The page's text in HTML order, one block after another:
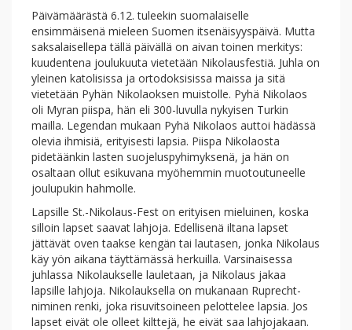
Päivämäärästä 6.12. tuleekin suomalaiselle
ensimmäisenä mieleen Suomen itsenäisyyspäivä. Mutta
saksalaisellepa tällä päivällä on aivan toinen merkitys:
kuudentena joulukuuta vietetään Nikolausfestiä. Juhla on
yleinen katolisissa ja ortodoksisissa maissa ja sitä
vietetään Pyhän Nikolaoksen muistolle. Pyhä Nikolaos
oli Myran piispa, hän eli 300-luvulla nykyisen Turkin
mailla. Legendan mukaan Pyhä Nikolaos auttoi hädässä
olevia ihmisiä, erityisesti lapsia. Piispa Nikolaosta
pidetäänkin lasten suojeluspyhimyksenä, ja hän on
osaltaan ollut esikuvana myöhemmin muotoutuneelle
joulupukin hahmolle.
Lapsille St.-Nikolaus-Fest on erityisen mieluinen, koska
silloin lapset saavat lahjoja. Edellisenä iltana lapset
jättävät oven taakse kengän tai lautasen, jonka Nikolaus
käy yön aikana täyttämässä herkuilla. Varsinaisessa
juhlassa Nikolaukselle lauletaan, ja Nikolaus jakaa
lapsille lahjoja. Nikolauksella on mukanaan Ruprecht-
niminen renki, joka risuvitsoineen pelottelee lapsia. Jos
lapset eivät ole olleet kilttejä, he eivät saa lahjojakaan.